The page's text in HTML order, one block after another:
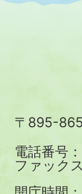
〒895-
電話番号
ファック